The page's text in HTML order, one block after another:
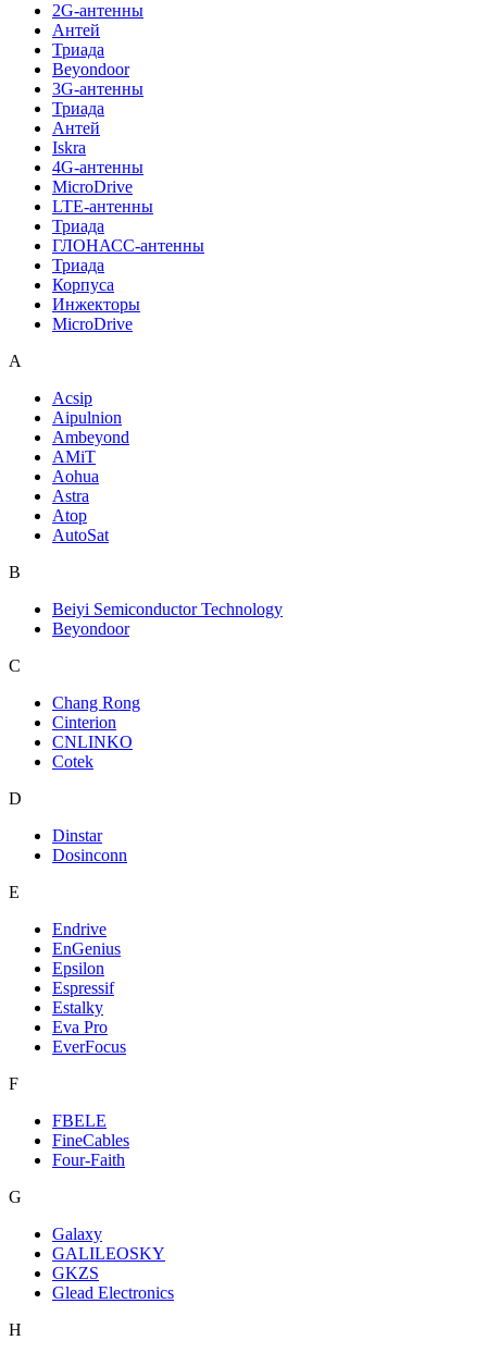
2G-антенны
Антей
Триада
Beyondoor
3G-антенны
Триада
Антей
Iskra
4G-антенны
MicroDrive
LTE-антенны
Триада
ГЛОНАСС-антенны
Триада
Корпуса
Инжекторы
MicroDrive
A
Acsip
Aipulnion
Ambeyond
AMiT
Aohua
Astra
Atop
AutoSat
B
Beiyi Semiconductor Technology
Beyondoor
C
Chang Rong
Cinterion
CNLINKO
Cotek
D
Dinstar
Dosinconn
E
Endrive
EnGenius
Epsilon
Espressif
Estalky
Eva Pro
EverFocus
F
FBELE
FineCables
Four-Faith
G
Galaxy
GALILEOSKY
GKZS
Glead Electronics
H